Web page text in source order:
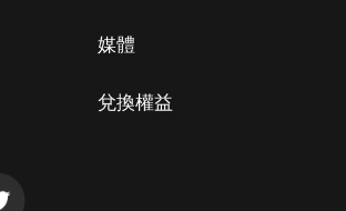
媒體
兌換權益